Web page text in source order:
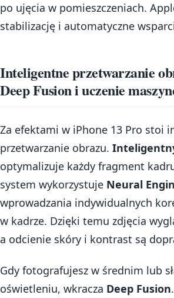
po ujęcia w pomieszczeniach.
stabilizację i automatyczne
Inteligentne przetwarzanie
Deep Fusion i uczenie
Za efektami w iPhone 13 Pro stoi
przetwarzanie obrazu.
optymalizuje każdy fragment
system wykorzystuje Neural
wprowadzania indywidualnych
w kadrze. Dzięki temu zdjęcia
a odcienie skóry i kontrast są
Gdy fotografujesz w średnim lub
oświetleniu, wkracza Deep Fusion